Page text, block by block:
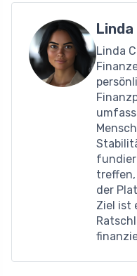
Linda
der
Ziel ist